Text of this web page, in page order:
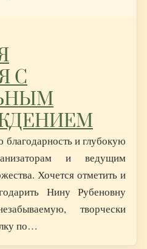
С
и глубокую
и ведущим
Хочется отметить и
Нину Рубеновну
творчески
по…